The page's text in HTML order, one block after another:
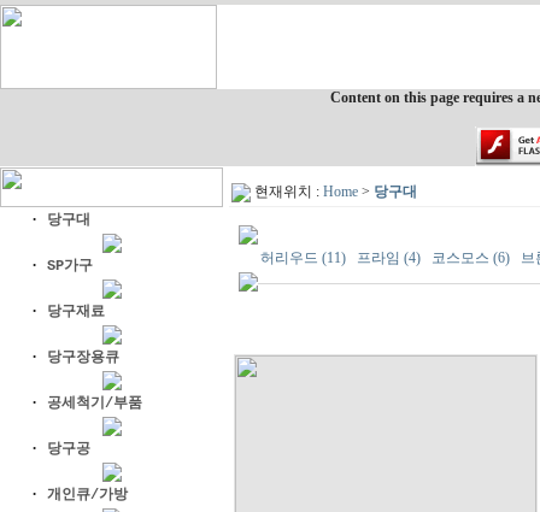
Content on this page requires a
· 당구대
· SP가구
· 당구재료
· 당구장용큐
· 공세척기/부품
· 당구공
· 개인큐/가방
현재위치 : Home > 당구대
허리우드 (11) 프라임 (4) 코스모스 (6) 브